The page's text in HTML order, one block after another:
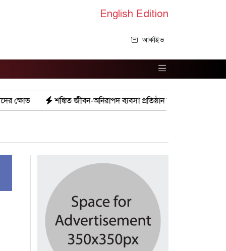
English Edition
আর্কাইভ
অনিরাপদ ব্যবসা প্রতিষ্ঠান নিরাপত্তা চেয়ে ব্যবসায়ীর সংবাদ সম্মেলন